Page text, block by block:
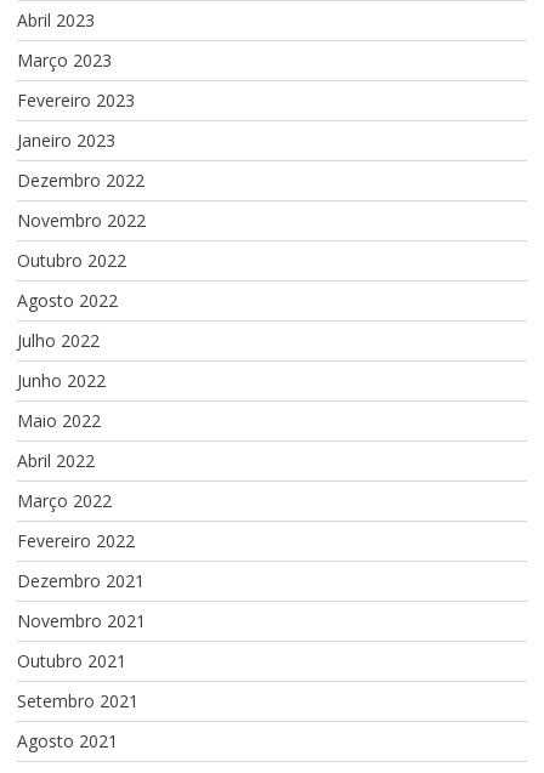
Abril 2023
Março 2023
Fevereiro 2023
Janeiro 2023
Dezembro 2022
Novembro 2022
Outubro 2022
Agosto 2022
Julho 2022
Junho 2022
Maio 2022
Abril 2022
Março 2022
Fevereiro 2022
Dezembro 2021
Novembro 2021
Outubro 2021
Setembro 2021
Agosto 2021